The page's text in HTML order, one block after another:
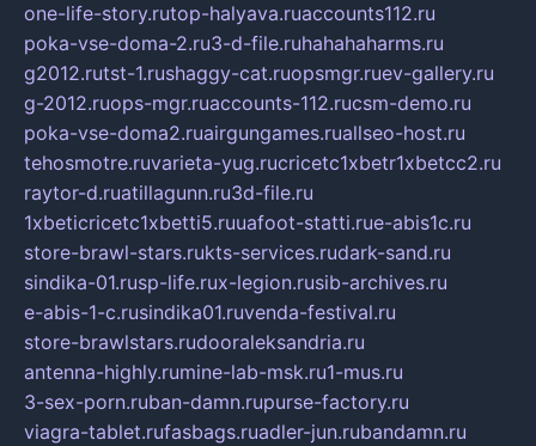
one-life-story.rutop-halyava.ruaccounts112.ru
poka-vse-doma-2.ru3-d-file.ruhahahaharms.ru
g2012.rutst-1.rushaggy-cat.ruopsmgr.ruev-gallery.ru
g-2012.ruops-mgr.ruaccounts-112.rucsm-demo.ru
poka-vse-doma2.ruairgungames.ruallseo-host.ru
tehosmotre.ruvarieta-yug.rucricetc1xbetr1xbetcc2.ru
raytor-d.ruatillagunn.ru3d-file.ru
1xbeticricetc1xbetti5.ruuafoot-statti.rue-abis1c.ru
store-brawl-stars.rukts-services.rudark-sand.ru
sindika-01.rusp-life.rux-legion.rusib-archives.ru
e-abis-1-c.rusindika01.ruvenda-festival.ru
store-brawlstars.rudooraleksandria.ru
antenna-highly.rumine-lab-msk.ru1-mus.ru
3-sex-porn.ruban-damn.rupurse-factory.ru
viagra-tablet.rufasbags.ruadler-jun.rubandamn.ru